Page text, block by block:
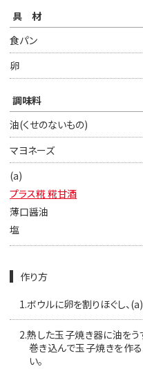
具材
食パン
卵
調味料
油(くせのないもの)
マヨネーズ
(a)
プラス糀 糀甘酒
薄口醤油
塩
作り方
1.ボウルに卵を割りほぐし、
2.熱した玉子焼き器に油を
巻き込んで玉子焼きを作
い。